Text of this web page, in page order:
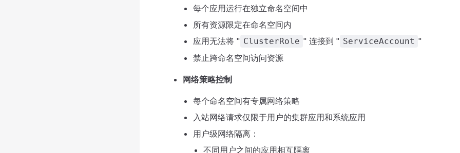
每个应用运行在独立命名空间中
所有资源限定在命名空间内
应用无法将 " ClusterRole " 连接到 " ServiceAccount "
禁止跨命名空间访问资源
网络策略控制
每个命名空间有专属网络策略
入站网络请求仅限于用户的集群应用和系统应用
用户级网络隔离：
不同用户之间的应用相互隔离